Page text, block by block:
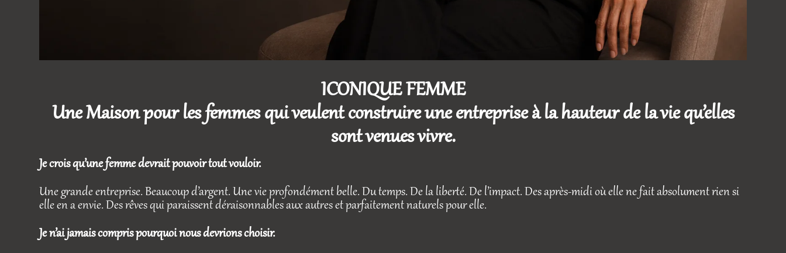
ICONIQUE FEMME
Une Maison pour les femmes qui veulent construire une entreprise à la hauteur de la vie qu’elles
sont venues vivre.
Je crois qu’une femme devrait pouvoir tout vouloir.
Une grande entreprise. Beaucoup d’argent. Une vie profondément belle. Du temps. De la liberté. De l’impact. Des après-midi où elle ne fait absolument rien si
elle en a envie. Des rêves qui paraissent déraisonnables aux autres et parfaitement naturels pour elle.
Je n’ai jamais compris pourquoi nous devrions choisir.